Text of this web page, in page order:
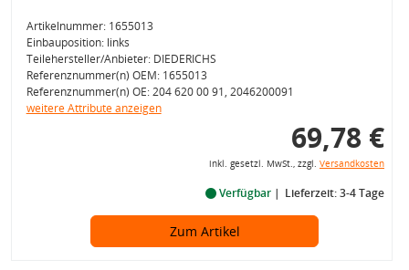
Artikelnummer: 1655013
Einbauposition: links
Teilehersteller/Anbieter: DIEDERICHS
Referenznummer(n) OEM: 1655013
Referenznummer(n) OE: 204 620 00 91, 2046200091
weitere Attribute anzeigen
69,78 €
inkl. gesetzl. MwSt., zzgl. Versandkosten
Verfügbar Lieferzeit: 3-4 Tage
Zum Artikel